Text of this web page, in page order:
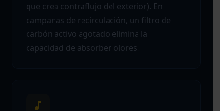
que crea contraflujo del exterior). En
campanas de recirculación, un filtro de
carbón activo agotado elimina la
capacidad de absorber olores.